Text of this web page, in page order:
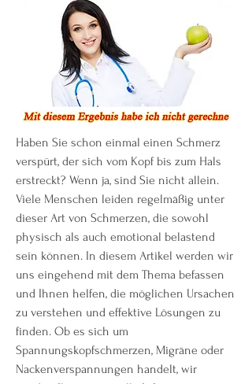
Haben Sie schon einmal einen Schmerz
verspürt, der sich vom Kopf bis zum Hals
erstreckt? Wenn ja, sind Sie nicht allein.
Viele Menschen leiden regelmäßig unter
dieser Art von Schmerzen, die sowohl
physisch als auch emotional belastend
sein können. In diesem Artikel werden wir
uns eingehend mit dem Thema befassen
und Ihnen helfen, die möglichen Ursachen
zu verstehen und effektive Lösungen zu
finden. Ob es sich um
Spannungskopfschmerzen, Migräne oder
Nackenverspannungen handelt, wir